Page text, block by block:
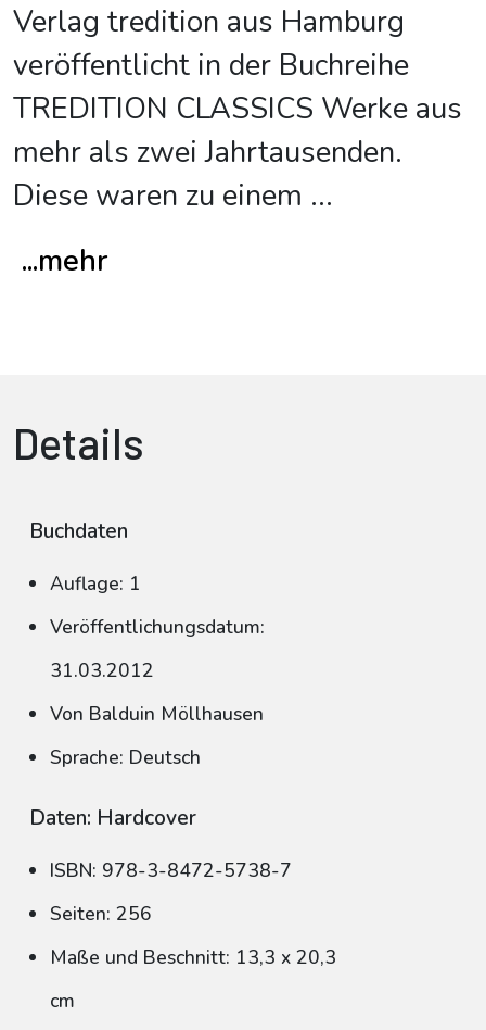
Verlag tredition aus Hamburg
veröffentlicht in der Buchreihe
TREDITION CLASSICS Werke aus
mehr als zwei Jahrtausenden.
Diese waren zu einem ...
...mehr
Details
Buchdaten
Auflage: 1
Veröffentlichungsdatum:
31.03.2012
Von Balduin Möllhausen
Sprache: Deutsch
Daten: Hardcover
ISBN: 978-3-8472-5738-7
Seiten: 256
Maße und Beschnitt: 13,3 x 20,3
cm